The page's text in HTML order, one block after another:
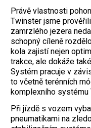
Právě vlastnosti
Twinster jsme
zamrzlého jezera
schopný cíleně
kola zajistí nejen
trakce, ale dokáže
Systém pracuje v
to včetně terénních
komplexního systému
Při jízdě s vozem
pneumatikami na